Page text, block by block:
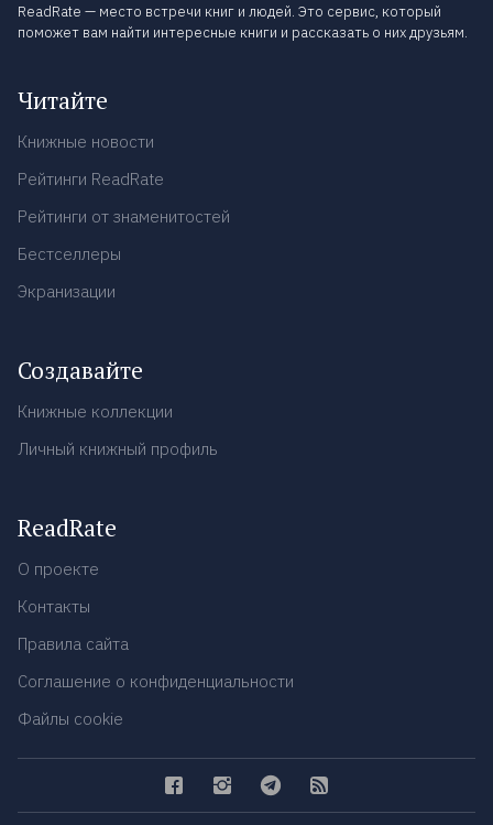
ReadRate — место встречи книг и людей. Это сервис, который
поможет вам найти интересные книги и рассказать о них друзьям.
Читайте
Книжные новости
Рейтинги ReadRate
Рейтинги от знаменитостей
Бестселлеры
Экранизации
Создавайте
Книжные коллекции
Личный книжный профиль
ReadRate
О проекте
Контакты
Правила сайта
Соглашение о конфиденциальности
Файлы cookie